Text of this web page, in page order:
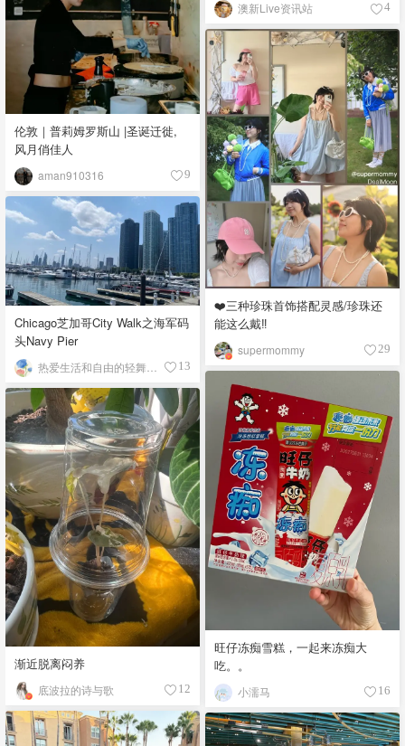
澳新Live资讯站 4
伦敦｜普莉姆罗斯山 |圣诞迁徙,
风月俏佳人
aman910316 9
❤️三种珍珠首饰搭配灵感/珍珠还
能这么戴‼️
supermommy 29
Chicago芝加哥City Walk之海军码
头Navy Pier
13
旺仔冻痴雪糕，一起来冻痴大
吃。。
小濡马 16
渐近脱离闷养
底波拉的诗与歌 12